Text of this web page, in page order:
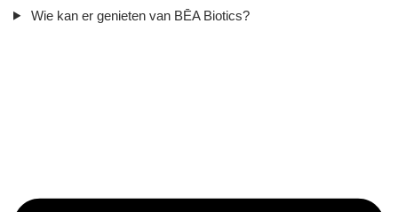
Wie kan er genieten van BĒA Biotics?